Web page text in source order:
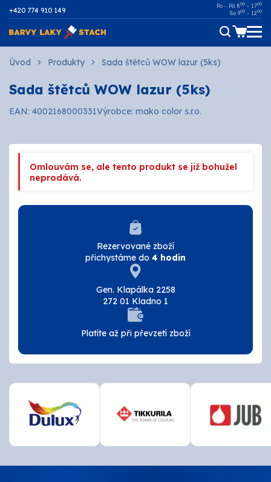
+420 774 910 149
Po - Pá 800 - 1700
So 900 - 1200
Dřevo
Kov
Malířské
Fasádní
Ostatní povrchy
AUTOMOTIVE
Technické kapaliny
Tmely a lepidla
Štětce, válečky, nářadí
ZNAČKY
Úvod Produkty Sada štětců WOW lazur (5ks)
Sada štětců WOW lazur (5ks)
EAN: 4002168000331Výrobce: mako color s.r.o.
Omlouvám se, ale tento produkt se již bohužel
neprodává.
Rezervované zboží
přichystáme do 4 hodin
Gen. Klapálka 2258
272 01 Kladno 1
Platíte až při převzetí zboží